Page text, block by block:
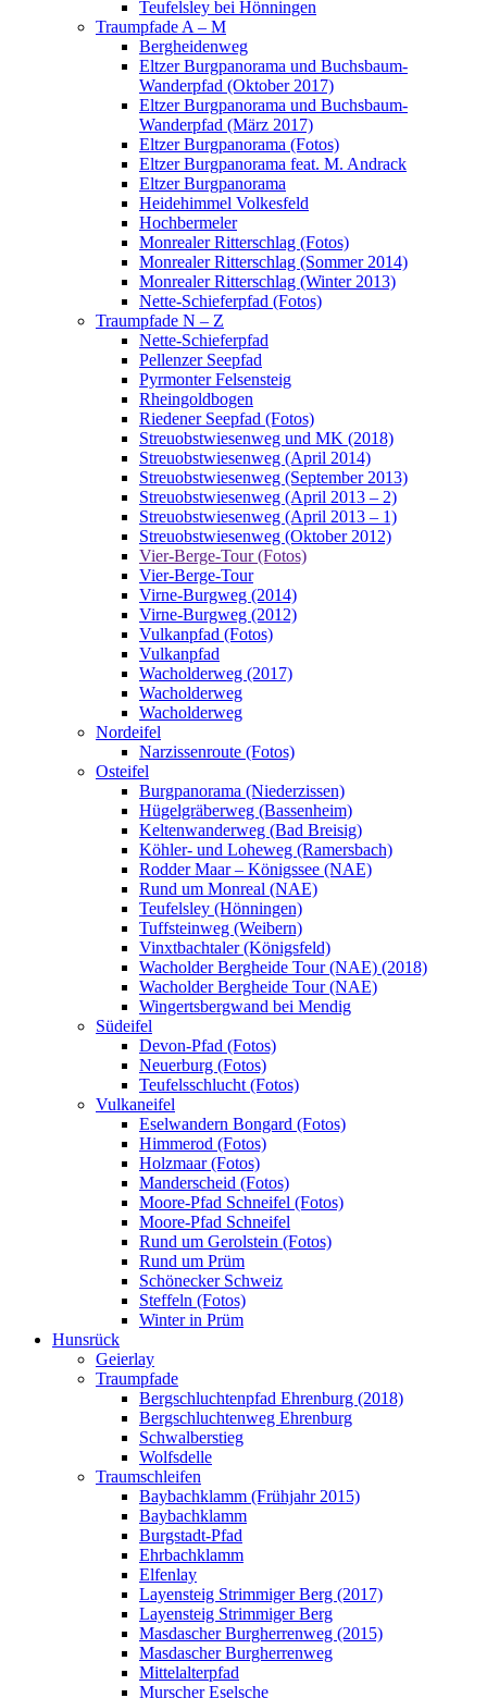
Teufelsley bei Hönningen
Traumpfade A – M
Bergheidenweg
Eltzer Burgpanorama und Buchsbaum-
Wanderpfad (Oktober 2017)
Eltzer Burgpanorama und Buchsbaum-
Wanderpfad (März 2017)
Eltzer Burgpanorama (Fotos)
Eltzer Burgpanorama feat. M. Andrack
Eltzer Burgpanorama
Heidehimmel Volkesfeld
Hochbermeler
Monrealer Ritterschlag (Fotos)
Monrealer Ritterschlag (Sommer 2014)
Monrealer Ritterschlag (Winter 2013)
Nette-Schieferpfad (Fotos)
Traumpfade N – Z
Nette-Schieferpfad
Pellenzer Seepfad
Pyrmonter Felsensteig
Rheingoldbogen
Riedener Seepfad (Fotos)
Streuobstwiesenweg und MK (2018)
Streuobstwiesenweg (April 2014)
Streuobstwiesenweg (September 2013)
Streuobstwiesenweg (April 2013 – 2)
Streuobstwiesenweg (April 2013 – 1)
Streuobstwiesenweg (Oktober 2012)
Vier-Berge-Tour (Fotos)
Vier-Berge-Tour
Virne-Burgweg (2014)
Virne-Burgweg (2012)
Vulkanpfad (Fotos)
Vulkanpfad
Wacholderweg (2017)
Wacholderweg
Wacholderweg
Nordeifel
Narzissenroute (Fotos)
Osteifel
Burgpanorama (Niederzissen)
Hügelgräberweg (Bassenheim)
Keltenwanderweg (Bad Breisig)
Köhler- und Loheweg (Ramersbach)
Rodder Maar – Königssee (NAE)
Rund um Monreal (NAE)
Teufelsley (Hönningen)
Tuffsteinweg (Weibern)
Vinxtbachtaler (Königsfeld)
Wacholder Bergheide Tour (NAE) (2018)
Wacholder Bergheide Tour (NAE)
Wingertsbergwand bei Mendig
Südeifel
Devon-Pfad (Fotos)
Neuerburg (Fotos)
Teufelsschlucht (Fotos)
Vulkaneifel
Eselwandern Bongard (Fotos)
Himmerod (Fotos)
Holzmaar (Fotos)
Manderscheid (Fotos)
Moore-Pfad Schneifel (Fotos)
Moore-Pfad Schneifel
Rund um Gerolstein (Fotos)
Rund um Prüm
Schönecker Schweiz
Steffeln (Fotos)
Winter in Prüm
Hunsrück
Geierlay
Traumpfade
Bergschluchtenpfad Ehrenburg (2018)
Bergschluchtenweg Ehrenburg
Schwalberstieg
Wolfsdelle
Traumschleifen
Baybachklamm (Frühjahr 2015)
Baybachklamm
Burgstadt-Pfad
Ehrbachklamm
Elfenlay
Layensteig Strimmiger Berg (2017)
Layensteig Strimmiger Berg
Masdascher Burgherrenweg (2015)
Masdascher Burgherrenweg
Mittelalterpfad
Murscher Eselsche